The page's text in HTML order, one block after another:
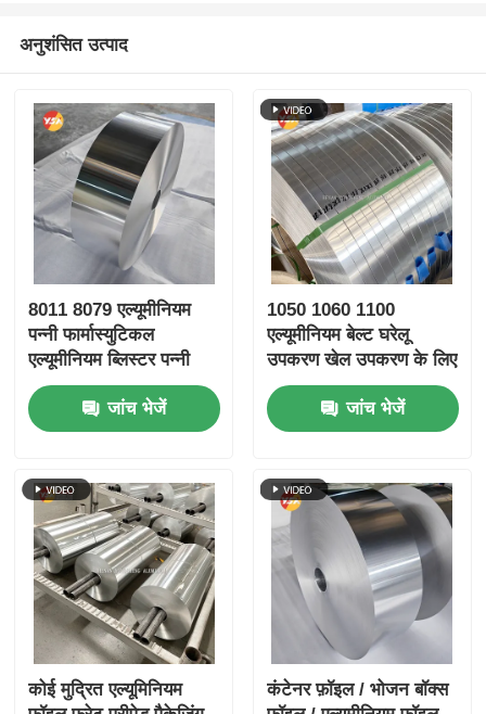
अनुशंसित उत्पाद
8011 8079 एल्यूमीनियम
पन्नी फार्मास्युटिकल
एल्यूमीनियम ब्लिस्टर पन्नी
उच्च डायन आसान छील बाल
प्रतिरोधी एम्बोस्ड सिल्वर
गोल्ड पन्नी वायुरोधी संरक्षण
पन्नी
जांच भेजें
1050 1060 1100
एल्यूमीनियम बेल्ट घरेलू
उपकरण खेल उपकरण के लिए
जांच भेजें
कोई मुद्रित एल्यूमिनियम
कंटेनर फ़ॉइल / भोजन बॉक्स